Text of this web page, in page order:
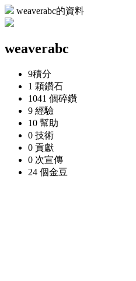
weaverabc的資料
weaverabc
9積分
1 顆鑽石
1041 個碎鑽
9 經驗
10 幫助
0 技術
0 貢獻
0 次宣傳
24 個金豆